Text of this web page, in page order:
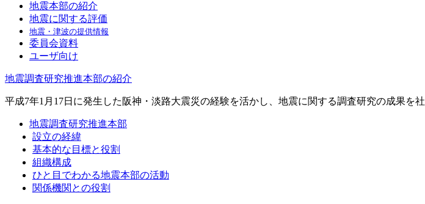
地震本部の紹介
地震に関する評価
地震・津波の提供情報
委員会資料
ユーザ向け
地震調査研究推進本部の紹介
平成7年1月17日に発生した阪神・淡路大震災の経験を活かし、地震に関する調査研究の成果を
地震調査研究推進本部
設立の経緯
基本的な目標と役割
組織構成
ひと目でわかる地震本部の活動
関係機関との役割